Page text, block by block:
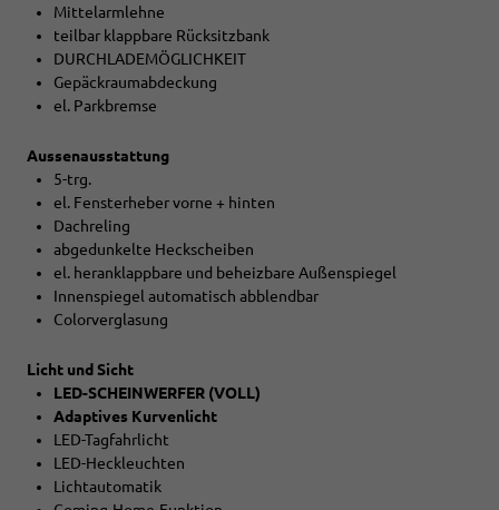
Mittelarmlehne
teilbar klappbare Rücksitzbank
DURCHLADEMÖGLICHKEIT
Gepäckraumabdeckung
el. Parkbremse
Aussenausstattung
5-trg.
el. Fensterheber vorne + hinten
Dachreling
abgedunkelte Heckscheiben
el. heranklappbare und beheizbare Außenspiegel
Innenspiegel automatisch abblendbar
Colorverglasung
Licht und Sicht
LED-SCHEINWERFER (VOLL)
Adaptives Kurvenlicht
LED-Tagfahrlicht
LED-Heckleuchten
Lichtautomatik